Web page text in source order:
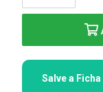
Salve a